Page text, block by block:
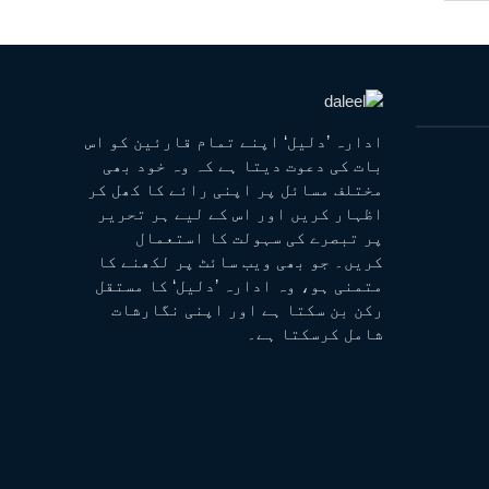
ادارہ ’دلیل‘ اپنے تمام قارئین کو اس
بات کی دعوت دیتا ہے کہ وہ خود بھی
مختلف مسائل پر اپنی رائے کا کھل کر
اظہار کریں اور اس کے لیے ہر تحریر
پر تبصرے کی سہولت کا استعمال
کریں۔ جو بھی ویب سائٹ پر لکھنے کا
متمنی ہو، وہ ادارہ ’دلیل‘ کا مستقل
رکن بن سکتا ہے اور اپنی نگارشات
شامل کرسکتا ہے۔